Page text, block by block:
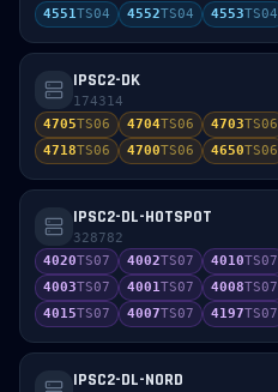
4551TS04 4552TS04 4553TS04
IPSC2-DK
174314
4705TS06 4704TS06 4703TS06
4718TS06 4700TS06 4650TS06
IPSC2-DL-HOTSPOT
328782
4020TS07 4002TS07 4010TS07
4003TS07 4001TS07 4008TS07
4015TS07 4007TS07 4197TS07
IPSC2-DL-NORD